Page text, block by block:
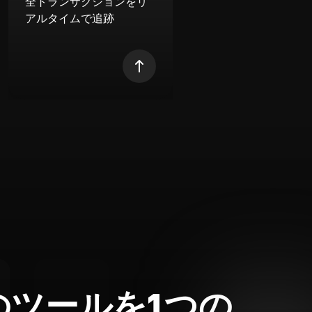
アルタイムで追跡